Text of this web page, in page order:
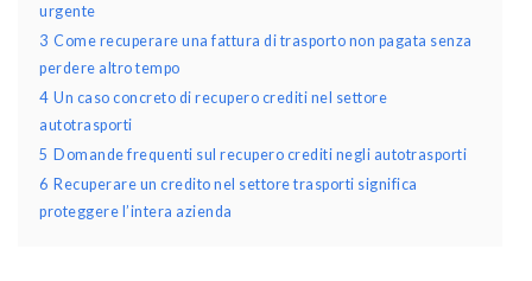
urgente
3 Come recuperare una fattura di trasporto non pagata senza
perdere altro tempo
4 Un caso concreto di recupero crediti nel settore
autotrasporti
5 Domande frequenti sul recupero crediti negli autotrasporti
6 Recuperare un credito nel settore trasporti significa
proteggere l’intera azienda